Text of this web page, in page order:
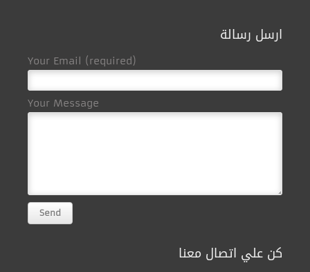
ارسل رسالة
Your Email (required)
Your Message
كن علي اتصال معنا